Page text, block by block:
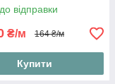
відправки
₴/м 164 ₴/м
Купити